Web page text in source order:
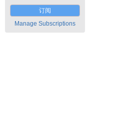
订阅
Manage Subscriptions